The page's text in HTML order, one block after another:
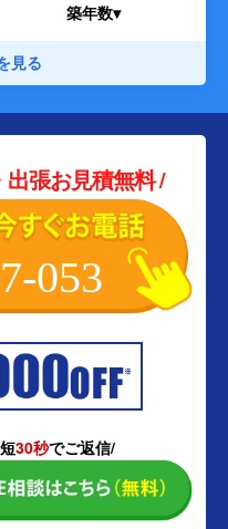
築年数▾
見る
張お見積無料 /
053
30秒でご返信/